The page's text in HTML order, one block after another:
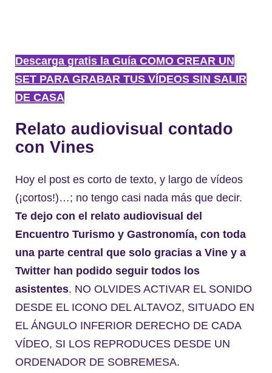
Descarga gratis la Guía COMO CREAR UN
SET PARA GRABAR TUS VÍDEOS SIN SALIR
DE CASA
Relato audiovisual contado
con Vines
Hoy el post es corto de texto, y largo de vídeos
(¡cortos!)…; no tengo casi nada más que decir.
Te dejo con el relato audiovisual del
Encuentro Turismo y Gastronomía, con toda
una parte central que solo gracias a Vine y a
Twitter han podido seguir todos los
asistentes. NO OLVIDES ACTIVAR EL SONIDO
DESDE EL ICONO DEL ALTAVOZ, SITUADO EN
EL ÁNGULO INFERIOR DERECHO DE CADA
VÍDEO, SI LOS REPRODUCES DESDE UN
ORDENADOR DE SOBREMESA.